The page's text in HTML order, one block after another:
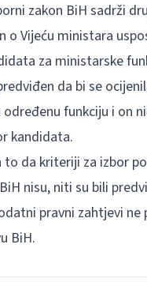
zakon BiH sadrži
o Vijeću ministara
za ministarske
da bi se
funkciju i on
kandidata.
to da kriteriji za izbor
nisu, niti su bili
pravni zahtjevi ne
BiH.